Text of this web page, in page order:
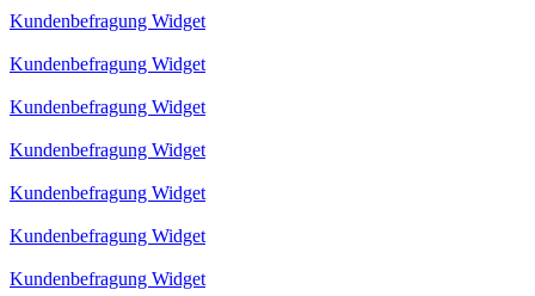
Kundenbefragung Widget
Kundenbefragung Widget
Kundenbefragung Widget
Kundenbefragung Widget
Kundenbefragung Widget
Kundenbefragung Widget
Kundenbefragung Widget